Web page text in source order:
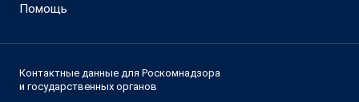
Помощь
Контактные данные для Роскомнадзора
и государственных органов